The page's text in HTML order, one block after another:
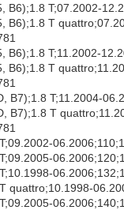
B6);1.8 T;07.2002-
B6);1.8 T
B6);1.8 T;11.2002-
B6);1.8 T
B7);1.8 T;11.2004-
B7);1.8 T
quattro;10.1998-